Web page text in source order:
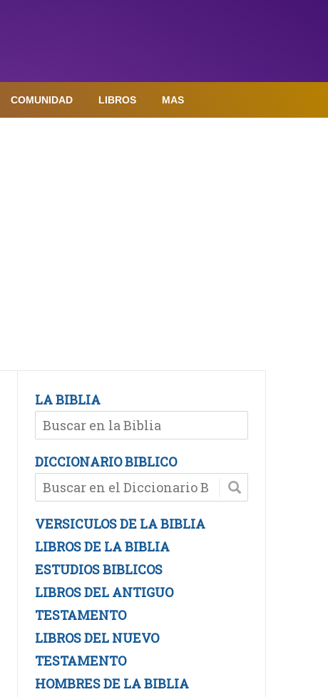
COMUNIDAD LIBROS MAS
LA BIBLIA
DICCIONARIO BIBLICO
VERSICULOS DE LA BIBLIA
LIBROS DE LA BIBLIA
ESTUDIOS BIBLICOS
LIBROS DEL ANTIGUO
TESTAMENTO
LIBROS DEL NUEVO
TESTAMENTO
HOMBRES DE LA BIBLIA